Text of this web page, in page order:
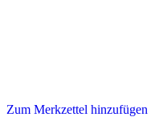
Zum Merkzettel hinzufügen